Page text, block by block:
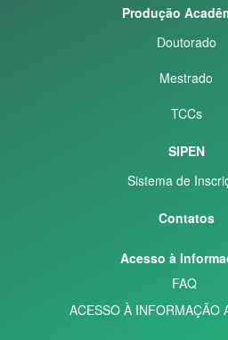
Produção
Doutorado
Mestrado
TCCs
SIPEN
Sistema de
Contatos
Acesso à
FAQ
ACESSO À INFORMAÇÃO